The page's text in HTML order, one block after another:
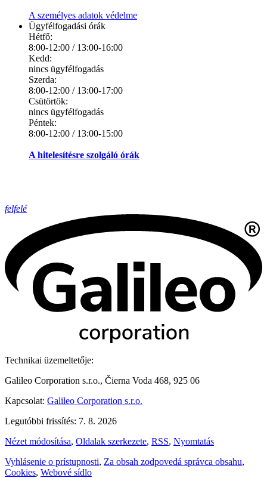
A személyes adatok védelme
Ügyfélfogadási órák
Hétfő:
8:00-12:00 / 13:00-16:00
Kedd:
nincs ügyfélfogadás
Szerda:
8:00-12:00 / 13:00-17:00
Csütörtök:
nincs ügyfélfogadás
Péntek:
8:00-12:00 / 13:00-15:00
A hitelesítésre szolgáló órák
felfelé
Technikai üzemeltetője:
Galileo Corporation s.r.o., Čierna Voda 468, 925 06
Kapcsolat: Galileo Corporation s.r.o.
Legutóbbi frissítés: 7. 8. 2026
Nézet módosítása, Oldalak szerkezete, RSS, Nyomtatás
Vyhlásenie o prístupnosti, Za obsah zodpovedá správca obsahu,
Cookies, Webové sídlo